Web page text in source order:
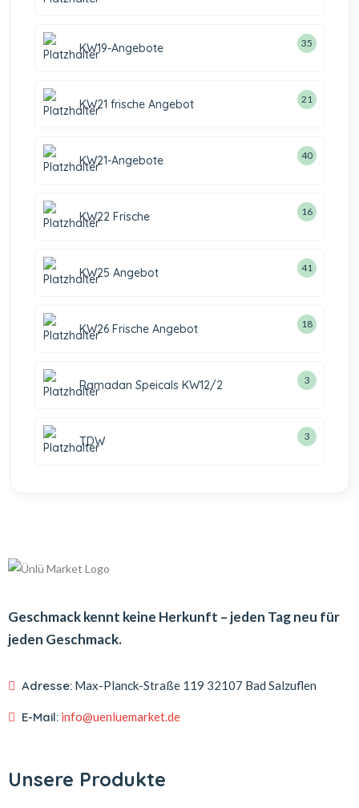
KW19-Angebote 35
KW21 frische Angebot 21
KW21-Angebote 40
KW22 Frische 16
KW25 Angebot 41
KW26 Frische Angebot 18
Ramadan Speicals KW12/2 3
TDW 3
Geschmack kennt keine Herkunft – jeden Tag neu für
jeden Geschmack.
Adresse: Max-Planck-Straße 119 32107 Bad Salzuflen
E-Mail: info@uenluemarket.de
Unsere Produkte